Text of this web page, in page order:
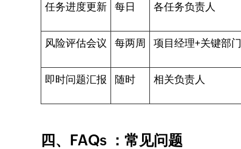
任务进度更新 每日 各任务负责人
风险评估会议 每两周 项目经理+关键部门
即时问题汇报 随时 相关负责人
四、FAQs ：常见问题